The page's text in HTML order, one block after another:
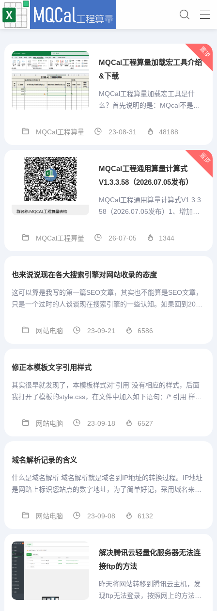
MQCal工程算量加载宏工具介绍
&下载
MQCal工程算量加载宏工具是什
么？首先说明的是：MQcal不是一
值工具。他是我本人结合手工算量
算量表格自己设计、重复项目便捷
输入、特殊标记、汇总统计、打印
或打印为pdf、造价预估...
MQCal工程算量 23-08-31 48188
置顶
MQCal工程通用算量计算式
V1.3.3.58（2026.07.05发布）
MQCal工程通用算量计算式V1.3.3.
58（2026.07.05发布）1、增加技
通用算量计算式V1.3.3.56 2026.07.
板设置...
MQCal工程算量 26-07-05 1344
置顶
也来说说现在各大搜索引擎对网站收录的态度
这可以算是我写的第一篇SEO文章，其实也不能算是SEO文章，
只是一个过时的人谈谈现在搜索引擎的一些认知。如果回到20年
是很快的。我想那个时代是中文资料匮乏的年代，搜索引擎为了
网站电脑 23-09-21 6586
修正本模板文字引用样式
其实很早就发现了，本模板样式对“引用”没有相应的样式，后面
我打开了模板的style.css，在文件中加入如下语句：/* 引用 样式
网站电脑
23-09-18 6527
域名解析记录的含义
什么是域名解析 域名解析就是域名到IP地址的转换过程。IP地址
是网路上标识您站点的数字地址，为了简单好记，采用域名来代
录类型的作用，说实在话，这么多年我只知道解析到ip地址需要
网站电脑 23-09-08 6132
解决腾讯云轻量化服务器无法连
接ftp的方法
昨天将网站转移到腾讯云主机，发
现ftp无法登录，按照网上的方法一